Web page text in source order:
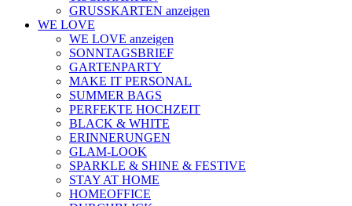
GRUSSKARTEN anzeigen
WE LOVE
WE LOVE anzeigen
SONNTAGSBRIEF
GARTENPARTY
MAKE IT PERSONAL
SUMMER BAGS
PERFEKTE HOCHZEIT
BLACK & WHITE
ERINNERUNGEN
GLAM-LOOK
SPARKLE & SHINE & FESTIVE
STAY AT HOME
HOMEOFFICE